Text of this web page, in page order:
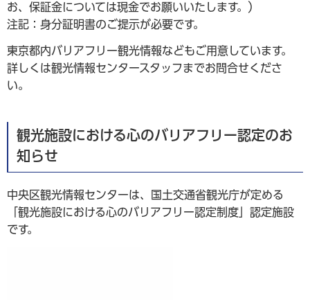
お、保証金については現金でお願いいたします。）
注記：身分証明書のご提示が必要です。
東京都内バリアフリー観光情報などもご用意しています。
詳しくは観光情報センタースタッフまでお問合せくださ
い。
観光施設における心のバリアフリー認定のお
知らせ
中央区観光情報センターは、国土交通省観光庁が定める
「観光施設における心のバリアフリー認定制度」認定施設
です。